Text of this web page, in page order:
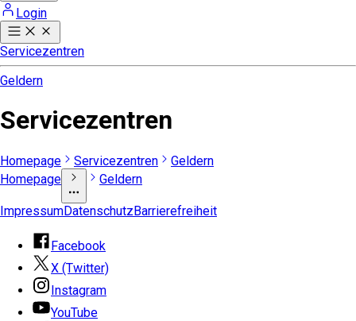
Login
Servicezentren
Geldern
Servicezentren
Homepage Servicezentren
Geldern
Homepage
Geldern
ImpressumDatenschutzBarrierefreiheit
Facebook
X (Twitter)
Instagram
YouTube